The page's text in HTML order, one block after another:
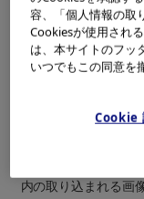
（社長：酒谷 正人
月29日発売の「au
ッシング社）では、
ンズの企画によるこ
購入ページへアクセ
このシステムは、現
内の取り込まれる画
容、「個人情報の取
Cookiesが使用され
は、本サイトのフッ
いつでもこの同意を
Cookie